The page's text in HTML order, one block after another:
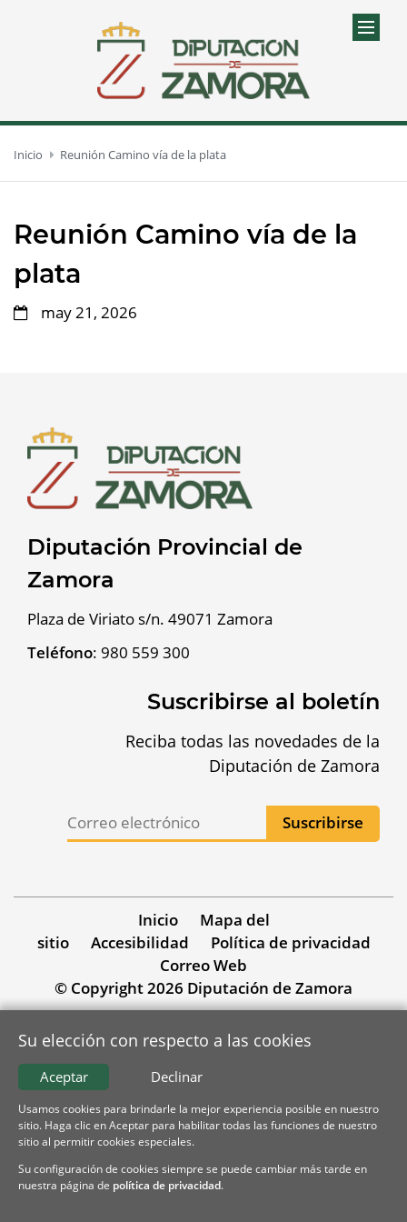
Inicio Reunión Camino vía de la plata
Reunión Camino vía de la
plata
may 21, 2026
Diputación Provincial de
Zamora
Plaza de Viriato s/n. 49071 Zamora
Teléfono: 980 559 300
Suscribirse al boletín
Reciba todas las novedades de la
Diputación de Zamora
Inicio
Mapa del
sitio
Accesibilidad
Política de privacidad
Correo Web
© Copyright 2026 Diputación de Zamora
Su elección con respecto a las cookies
Declinar
Aceptar
Usamos cookies para brindarle la mejor experiencia posible en nuestro
sitio. Haga clic en Aceptar para habilitar todas las funciones de nuestro
sitio al permitir cookies especiales.
Su configuración de cookies siempre se puede cambiar más tarde en
nuestra página de política de privacidad.